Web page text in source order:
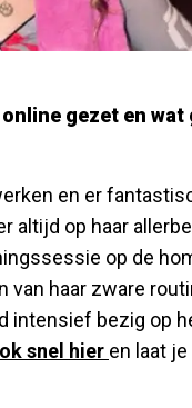
gezet en
en er
altijd op haar
op de
haar zware
intensief bezig op
snel hier en laat